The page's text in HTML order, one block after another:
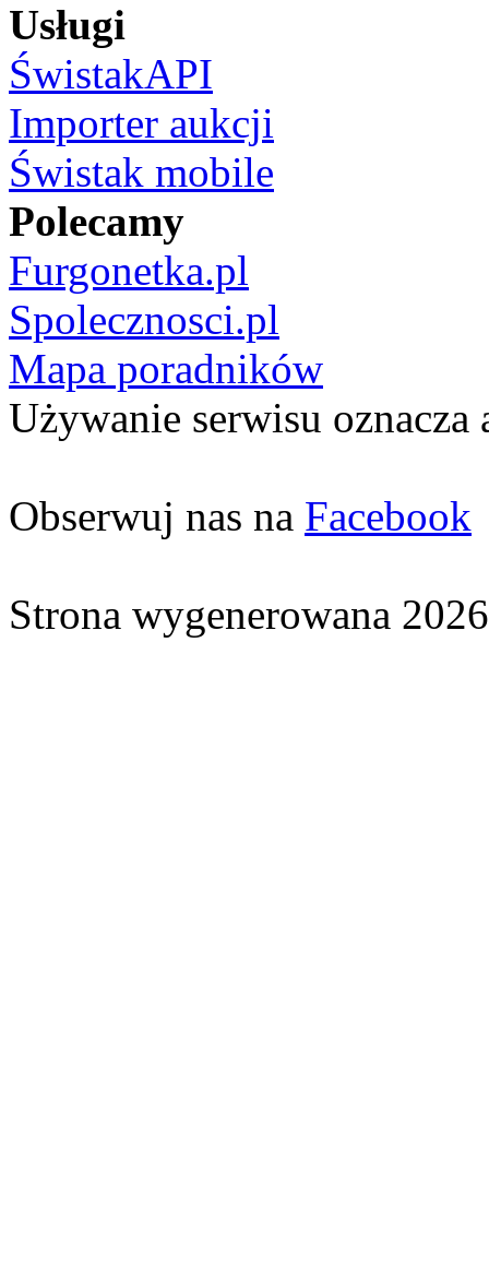
Usługi
ŚwistakAPI
Importer aukcji
Świstak mobile
Polecamy
Furgonetka.pl
Spolecznosci.pl
Mapa poradników
Używanie serwisu oznacza
Obserwuj nas na Facebook
Strona wygenerowana